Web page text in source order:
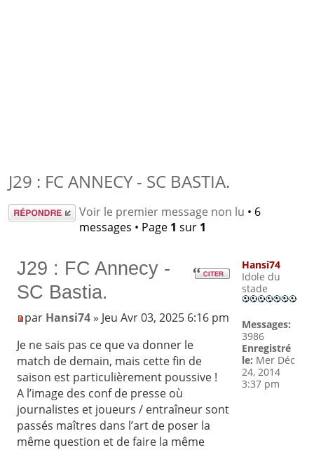
J29 : FC ANNECY - SC BASTIA.
Répondre Voir le premier message non lu • 6
messages • Page 1 sur 1
J29 : FC Annecy -
SC Bastia.
par Hansi74» Jeu Avr 03, 2025 6:16 pm
Je ne sais pas ce que va donner le
match de demain, mais cette fin de
saison est particulièrement poussive !
A l’image des conf de presse où
journalistes et joueurs / entraîneur sont
passés maîtres dans l’art de poser la
même question et de faire la même
Hansi74
Idole du
stade
Messages:
3986
Enregistré
le: Mer Déc
24, 2014
3:37 pm